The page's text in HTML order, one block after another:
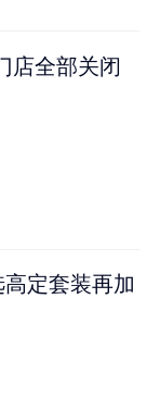
店全部关闭
定套装再加